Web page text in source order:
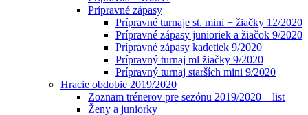
Prípravné zápasy
Prípravné turnaje st. mini + žiačky 12/2020
Prípravné zápasy junioriek a žiačok 9/2020
Prípravné zápasy kadetiek 9/2020
Prípravný turnaj ml žiačky 9/2020
Prípravný turnaj starších mini 9/2020
Hracie obdobie 2019/2020
Zoznam trénerov pre sezónu 2019/2020 – list
Ženy a juniorky